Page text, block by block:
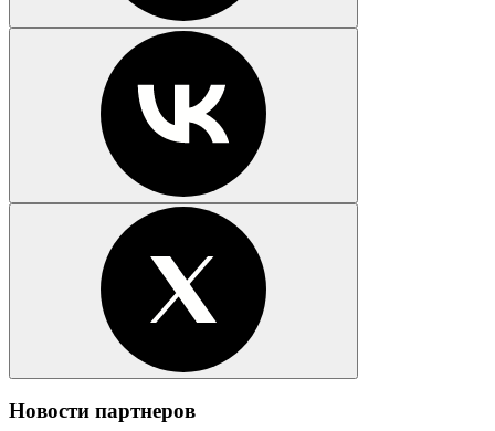
Новости партнеров